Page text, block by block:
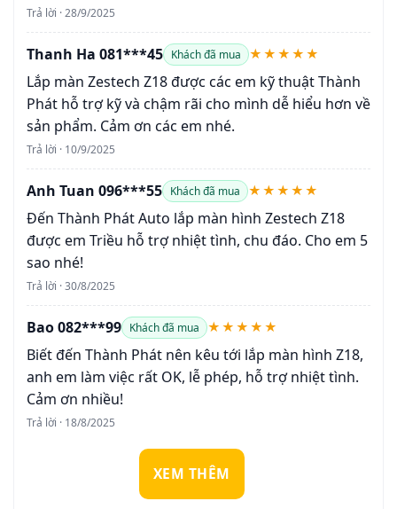
Trả lời · 28/9/2025
Thanh Ha 081***45 Khách đã mua ★★★★★
Lắp màn Zestech Z18 được các em kỹ thuật Thành
Phát hỗ trợ kỹ và chậm rãi cho mình dễ hiểu hơn về
sản phẩm. Cảm ơn các em nhé.
Trả lời · 10/9/2025
Anh Tuan 096***55 Khách đã mua ★★★★★
Đến Thành Phát Auto lắp màn hình Zestech Z18
được em Triều hỗ trợ nhiệt tình, chu đáo. Cho em 5
sao nhé!
Trả lời · 30/8/2025
Bao 082***99 Khách đã mua ★★★★★
Biết đến Thành Phát nên kêu tới lắp màn hình Z18,
anh em làm việc rất OK, lễ phép, hỗ trợ nhiệt tình.
Cảm ơn nhiều!
Trả lời · 18/8/2025
XEM THÊM